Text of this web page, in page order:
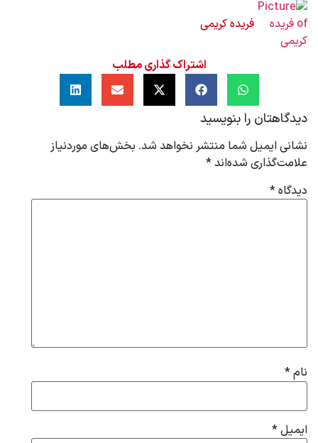
فریده کریمی
اشتراک گذاری مطلب
دیدگاهتان را بنویسید
نشانی ایمیل شما منتشر نخواهد شد. بخش‌های موردنیاز
علامت‌گذاری شده‌اند*
دیدگاه*
نام*
ایمیل*